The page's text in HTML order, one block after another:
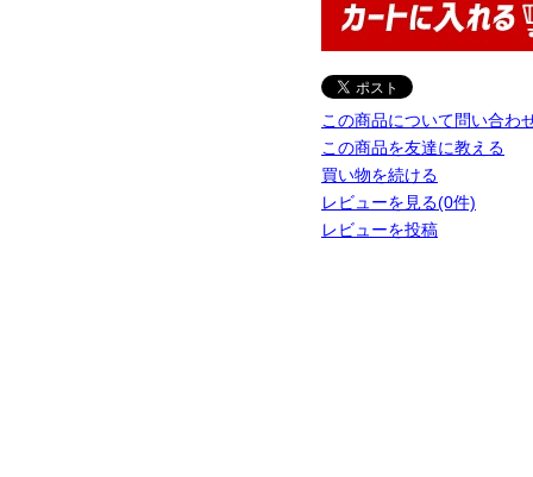
この商品について問い合わ
この商品を友達に教える
買い物を続ける
レビューを見る(0件)
レビューを投稿